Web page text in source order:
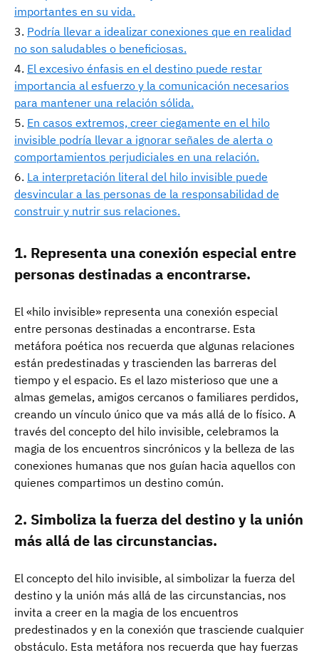
importantes en su vida.
Podría llevar a idealizar conexiones que en realidad
no son saludables o beneficiosas.
El excesivo énfasis en el destino puede restar
importancia al esfuerzo y la comunicación necesarios
para mantener una relación sólida.
En casos extremos, creer ciegamente en el hilo
invisible podría llevar a ignorar señales de alerta o
comportamientos perjudiciales en una relación.
La interpretación literal del hilo invisible puede
desvincular a las personas de la responsabilidad de
construir y nutrir sus relaciones.
1. Representa una conexión especial entre
personas destinadas a encontrarse.
El «hilo invisible» representa una conexión especial
entre personas destinadas a encontrarse. Esta
metáfora poética nos recuerda que algunas relaciones
están predestinadas y trascienden las barreras del
tiempo y el espacio. Es el lazo misterioso que une a
almas gemelas, amigos cercanos o familiares perdidos,
creando un vínculo único que va más allá de lo físico. A
través del concepto del hilo invisible, celebramos la
magia de los encuentros sincrónicos y la belleza de las
conexiones humanas que nos guían hacia aquellos con
quienes compartimos un destino común.
2. Simboliza la fuerza del destino y la unión
más allá de las circunstancias.
El concepto del hilo invisible, al simbolizar la fuerza del
destino y la unión más allá de las circunstancias, nos
invita a creer en la magia de los encuentros
predestinados y en la conexión que trasciende cualquier
obstáculo. Esta metáfora nos recuerda que hay fuerzas